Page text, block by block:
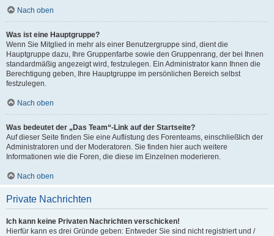
Nach oben
Was ist eine Hauptgruppe?
Wenn Sie Mitglied in mehr als einer Benutzergruppe sind, dient die
Hauptgruppe dazu, Ihre Gruppenfarbe sowie den Gruppenrang, der bei Ihnen
standardmäßig angezeigt wird, festzulegen. Ein Administrator kann Ihnen die
Berechtigung geben, Ihre Hauptgruppe im persönlichen Bereich selbst
festzulegen.
Nach oben
Was bedeutet der „Das Team“-Link auf der Startseite?
Auf dieser Seite finden Sie eine Auflistung des Forenteams, einschließlich der
Administratoren und der Moderatoren. Sie finden hier auch weitere
Informationen wie die Foren, die diese im Einzelnen moderieren.
Nach oben
Private Nachrichten
Ich kann keine Privaten Nachrichten verschicken!
Hierfür kann es drei Gründe geben: Entweder Sie sind nicht registriert und /